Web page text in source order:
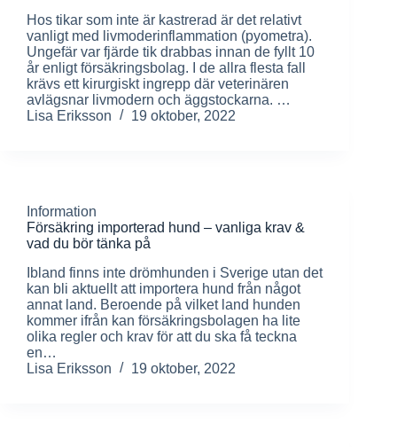
Hos tikar som inte är kastrerad är det relativt
vanligt med livmoderinflammation (pyometra).
Ungefär var fjärde tik drabbas innan de fyllt 10
år enligt försäkringsbolag. I de allra flesta fall
krävs ett kirurgiskt ingrepp där veterinären
avlägsnar livmodern och äggstockarna. …
Lisa Eriksson
19 oktober, 2022
Information
Försäkring importerad hund – vanliga krav &
vad du bör tänka på
Ibland finns inte drömhunden i Sverige utan det
kan bli aktuellt att importera hund från något
annat land. Beroende på vilket land hunden
kommer ifrån kan försäkringsbolagen ha lite
olika regler och krav för att du ska få teckna
en…
Lisa Eriksson
19 oktober, 2022